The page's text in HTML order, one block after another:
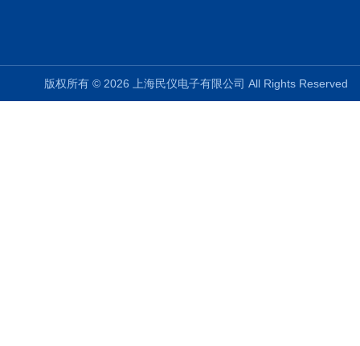
版权所有 © 2026 上海民仪电子有限公司 All Rights